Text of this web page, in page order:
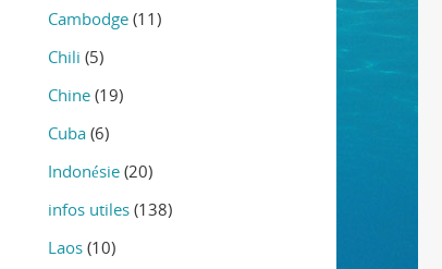
Cambodge (11)
Chili (5)
Chine (19)
Cuba (6)
Indonésie (20)
infos utiles (138)
Laos (10)